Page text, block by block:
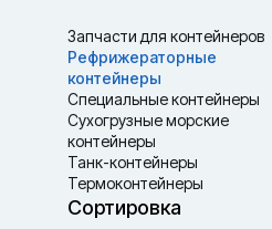
Запчасти для контейнеров
Рефрижераторные
контейнеры
Специальные контейнеры
Cухогрузные морские
контейнеры
Танк-контейнеры
Термоконтейнеры
Сортировка